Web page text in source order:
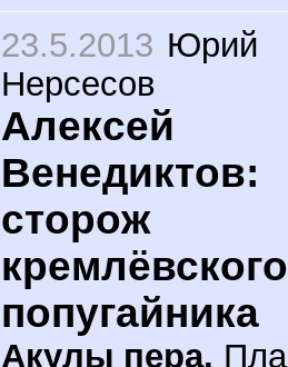
23.5.2013 Юрий
Нерсесов
Алексей
Венедиктов:
сторож
кремлёвского
попугайника
Акулы пера.